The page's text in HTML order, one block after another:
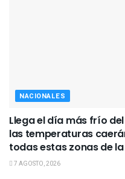
NACIONALES
Llega el día más frío
las temperaturas
todas estas zonas de
7 AGOSTO, 2026